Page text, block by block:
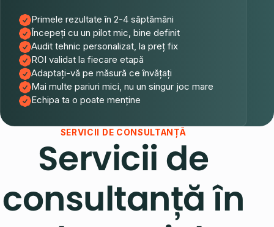
Primele rezultate în 2-4 săptămâni
Începeți cu un pilot mic, bine definit
Audit tehnic personalizat, la preț fix
ROI validat la fiecare etapă
Adaptați-vă pe măsură ce învățați
Mai multe pariuri mici, nu un singur joc mare
Echipa ta o poate menține
SERVICII DE CONSULTANȚĂ
Servicii de
consultanță în